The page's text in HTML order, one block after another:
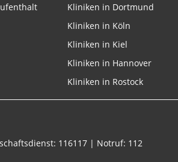
Kliniken in Dortmund
Kliniken in Köln
Kliniken in Kiel
Kliniken in Hannover
Kliniken in Rostock
116117 | Notruf: 112